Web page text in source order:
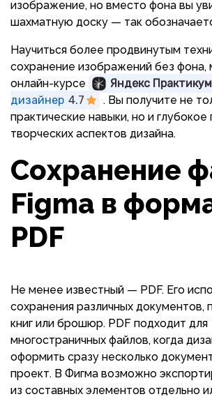
изображение, но вместо фона вы
шахматную доску — так
Научиться более продвинутым
сохранение изображений без фона,
онлайн-курсе
Яндекс Практикум
дизайнер 4.7
. Вы получите не
практические навыки, но и
творческих аспектов дизайна.
Сохранение
Figma в
PDF
Не менее известный — PDF. Его
сохранения различных документов,
книг или брошюр. PDF подходит для
многостраничных файлов, когда
оформить сразу несколько
проект. В Фигма возможно
из составных элементов отдельно